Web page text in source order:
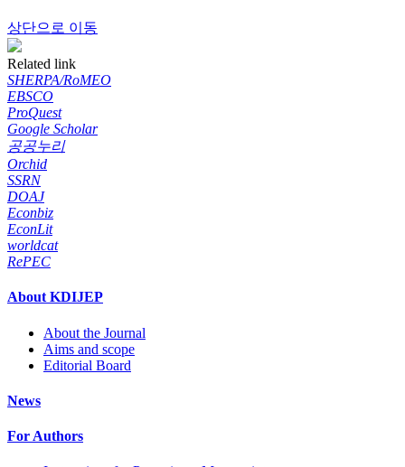
상단으로 이동
Related link
SHERPA/RoMEO
EBSCO
ProQuest
Google Scholar
공공누리
Orchid
SSRN
DOAJ
Econbiz
EconLit
worldcat
RePEC
About KDIJEP
About the Journal
Aims and scope
Editorial Board
News
For Authors